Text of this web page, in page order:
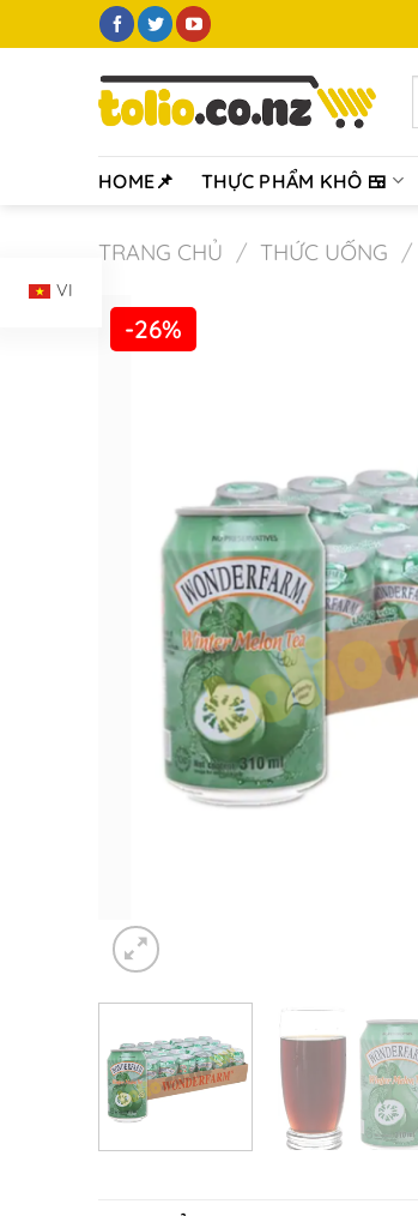
đến
HOME📌 THỰC PHẨM KHÔ 🍱
TRANG CHỦ / THỨC UỐNG /
-26%
VI